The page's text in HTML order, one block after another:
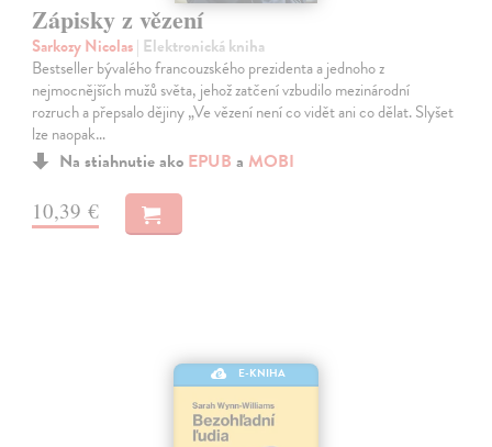
Zápisky z vězení
Sarkozy Nicolas| Elektronická kniha
Bestseller bývalého francouzského prezidenta a jednoho z
nejmocnějších mužů světa, jehož zatčení vzbudilo mezinárodní
rozruch a přepsalo dějiny „Ve vězení není co vidět ani co dělat. Slyšet
lze naopak…
Na stiahnutie ako EPUB a MOBI
10,39 €
E-KNIHA